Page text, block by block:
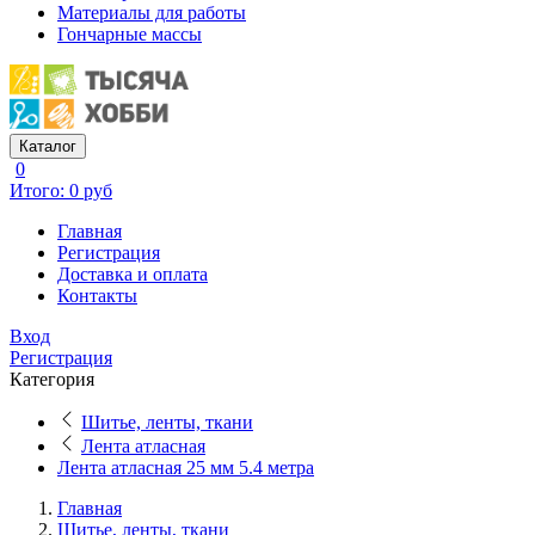
Материалы для работы
Гончарные массы
Каталог
0
Итого: 0 руб
Главная
Регистрация
Доставка и оплата
Контакты
Вход
Регистрация
Категория
Шитье, ленты, ткани
Лента атласная
Лента атласная 25 мм 5.4 метра
Главная
Шитье, ленты, ткани